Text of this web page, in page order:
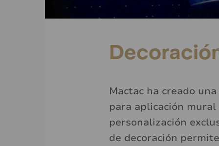
Mactac ha creado
para aplicación
personalización
de decoración